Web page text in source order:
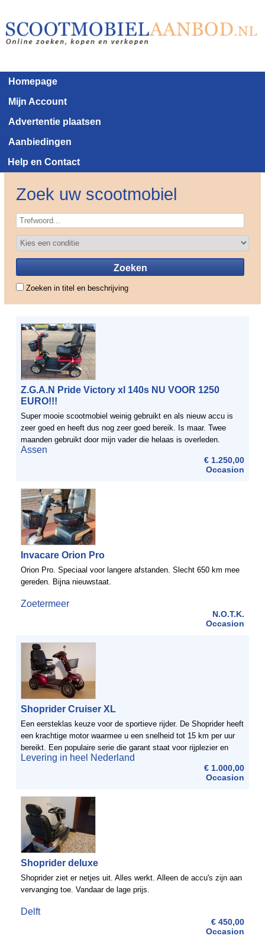
Homepage
Mijn Account
Advertentie plaatsen
Aanbiedingen
Help en Contact
Zoek uw scootmobiel
Zoeken in titel en beschrijving
Z.G.A.N Pride Victory xl 140s NU VOOR 1250
EURO!!!
Super mooie scootmobiel weinig gebruikt en als nieuw accu is
zeer goed en heeft dus nog zeer goed bereik. Is maar. Twee
maanden gebruikt door mijn vader die helaas is overleden.
Natuurlijk krijgt u de lader er ook bij. Nu voor ...
Assen
€ 1.250,00
Occasion
Invacare Orion Pro
Orion Pro. Speciaal voor langere afstanden. Slecht 650 km mee
gereden. Bijna nieuwstaat.
Zoetermeer
N.O.T.K.
Occasion
Shoprider Cruiser XL
Een eersteklas keuze voor de sportieve rijder. De Shoprider heeft
een krachtige motor waarmee u een snelheid tot 15 km per uur
bereikt. Een populaire serie die garant staat voor rijplezier en
stabiliteit. Geschikt voor zowel om het ...
Levering in heel Nederland
€ 1.000,00
Occasion
Shoprider deluxe
Shoprider ziet er netjes uit. Alles werkt. Alleen de accu's zijn aan
vervanging toe. Vandaar de lage prijs.
Delft
€ 450,00
Occasion